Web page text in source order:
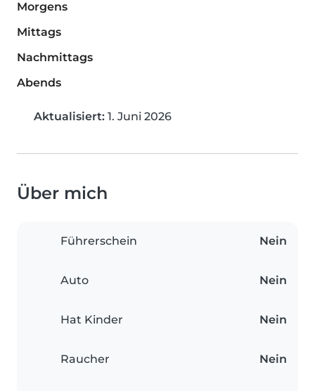
Morgens
Mittags
Nachmittags
Abends
Aktualisiert: 1. Juni 2026
Über mich
Führerschein Nein
Auto Nein
Hat Kinder Nein
Raucher Nein